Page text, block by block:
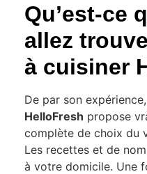
Qu’est-ce
allez
à cuisiner
De par son
HelloFresh propose
complète de choix du
Les recettes et de
à votre domicile. Une